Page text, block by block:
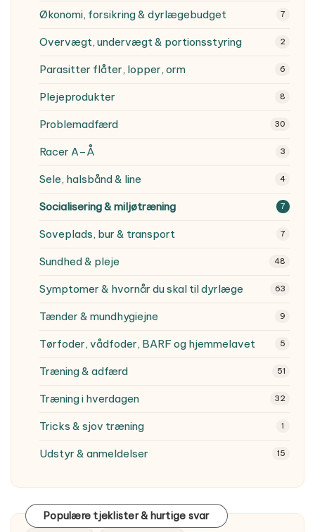
Økonomi, forsikring & dyrlægebudget 7
Overvægt, undervægt & portionsstyring 2
Parasitter flåter, lopper, orm 6
Plejeprodukter 8
Problemadfærd 30
Racer A–Å 3
Sele, halsbånd & line 4
Socialisering & miljøtræning 7
Soveplads, bur & transport 7
Sundhed & pleje 48
Symptomer & hvornår du skal til dyrlæge 63
Tænder & mundhygiejne 9
Tørfoder, vådfoder, BARF og hjemmelavet 5
Træning & adfærd 51
Træning i hverdagen 32
Tricks & sjov træning 1
Udstyr & anmeldelser 15
Populære tjeklister & hurtige svar